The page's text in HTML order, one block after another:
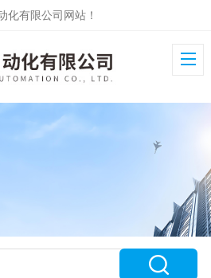
化有限公司网站！